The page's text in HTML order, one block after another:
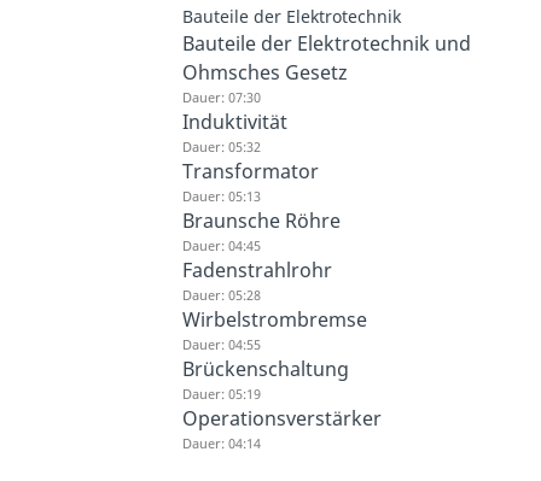
Bauteile der Elektrotechnik
Bauteile der Elektrotechnik und
Ohmsches Gesetz
Dauer: 07:30
Induktivität
Dauer: 05:32
Transformator
Dauer: 05:13
Braunsche Röhre
Dauer: 04:45
Fadenstrahlrohr
Dauer: 05:28
Wirbelstrombremse
Dauer: 04:55
Brückenschaltung
Dauer: 05:19
Operationsverstärker
Dauer: 04:14